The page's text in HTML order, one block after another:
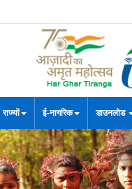
राज्यों ई-नागरिक डाउनलोड